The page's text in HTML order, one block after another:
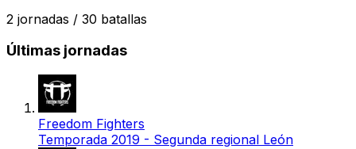
2 jornadas / 30 batallas
Últimas jornadas
Freedom Fighters
Temporada 2019 - Segunda regional León